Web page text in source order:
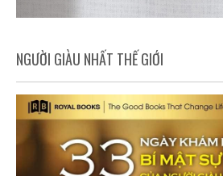
NGƯỜI GIÀU NHẤT THẾ GIỚI